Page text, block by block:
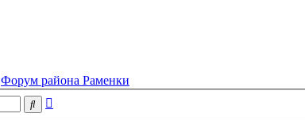
Форум района Раменки
Поиск